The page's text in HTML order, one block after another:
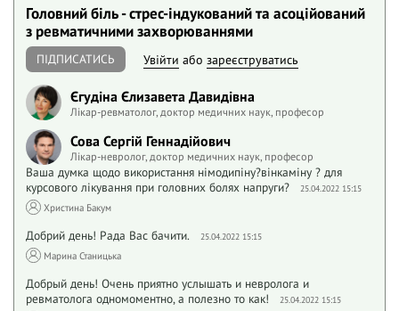
Головний біль - стрес-індукований та асоційований
з ревматичними захворюваннями
ПІДПИСАТИСЬ Увійти або зареєструватись
Єгудіна Єлизавета Давидівна
Лікар-ревматолог, доктор медичних наук, професор
Сова Сергій Геннадійович
Лікар-невролог, доктор медичних наук, професор
Ваша думка щодо використання німодипіну?вінкаміну ? для
курсового лікування при головних болях напруги?
25.04.2022 15:15
Христина Бакум
Добрий день! Рада Вас бачити. 25.04.2022 15:15
Марина Станицька
Добрый день! Очень приятно услышать и невролога и
ревматолога одномоментно, а полезно то как!
25.04.2022 15:15